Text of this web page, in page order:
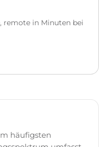
remote in Minuten bei
häufigsten